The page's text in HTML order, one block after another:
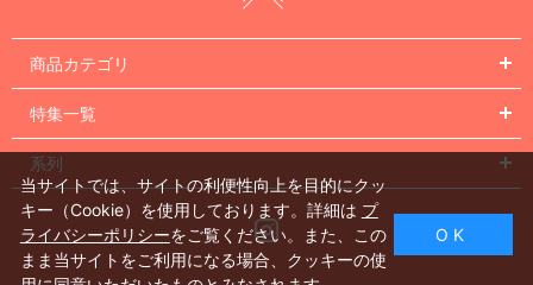
商品カテゴリ
特集一覧
系列
Instagram
当サイトでは、サイトの利便性向上を目的にクッ
キー（Cookie）を使用しております。詳細は プ
ライバシーポリシーをご覧ください。また、この
まま当サイトをご利用になる場合、クッキーの使
O K